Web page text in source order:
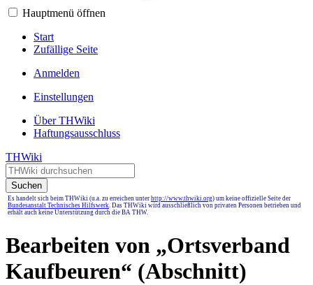
Hauptmenü öffnen
Start
Zufällige Seite
Anmelden
Einstellungen
Über THWiki
Haftungsausschluss
THWiki
Suchen
Es handelt sich beim THWiki (u.a. zu erreichen unter http://www.thwiki.org) um keine offizielle Seite der
Bundesanstalt Technisches Hilfswerk. Das THWiki wird ausschließlich von privaten Personen betrieben und
erhält auch keine Unterstützung durch die BA THW.
Bearbeiten von „Ortsverband
Kaufbeuren“ (Abschnitt)